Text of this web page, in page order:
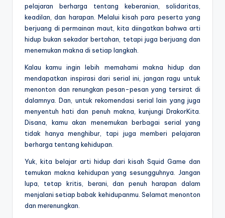
pelajaran berharga tentang keberanian, solidaritas,
keadilan, dan harapan. Melalui kisah para peserta yang
berjuang di permainan maut, kita diingatkan bahwa arti
hidup bukan sekadar bertahan, tetapi juga berjuang dan
menemukan makna di setiap langkah.
Kalau kamu ingin lebih memahami makna hidup dan
mendapatkan inspirasi dari serial ini, jangan ragu untuk
menonton dan renungkan pesan-pesan yang tersirat di
dalamnya. Dan, untuk rekomendasi serial lain yang juga
menyentuh hati dan penuh makna, kunjungi DrakorKita.
Disana, kamu akan menemukan berbagai serial yang
tidak hanya menghibur, tapi juga memberi pelajaran
berharga tentang kehidupan.
Yuk, kita belajar arti hidup dari kisah Squid Game dan
temukan makna kehidupan yang sesungguhnya. Jangan
lupa, tetap kritis, berani, dan penuh harapan dalam
menjalani setiap babak kehidupanmu. Selamat menonton
dan merenungkan.